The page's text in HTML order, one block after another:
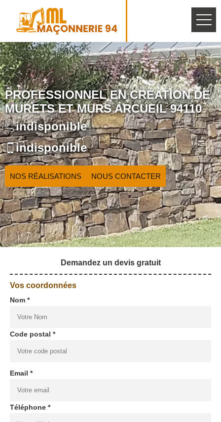
PROFESSIONNEL EN CRÉATION DE
MURETS ET MURS ARCUEIL 94110
indisponible
indisponible
NOS RÉALISATIONS NOUS CONTACTER
Demandez un devis gratuit
Vos coordonnées
Nom *
Code postal *
Email *
Téléphone *